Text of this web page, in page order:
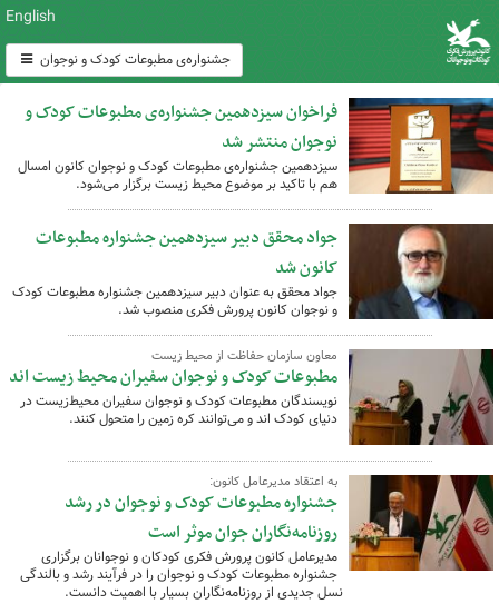
English
جشنواره‌ی مطبوعات کودک و نوجوان
فراخوان سیزدهمین جشنواره‌ی مطبوعات کودک و
نوجوان منتشر شد
سیزدهمین جشنواره‌ی مطبوعات کودک و نوجوان کانون امسال
هم با تاکید بر موضوع محیط زیست برگزار می‌شود.
جواد محقق دبیر سیزدهمین جشنواره مطبوعات
کانون شد
جواد محقق به عنوان دبیر سیزدهمین جشنواره مطبوعات کودک
و نوجوان کانون پرورش فکری منصوب شد.
معاون سازمان حفاظت از محیط زیست
مطبوعات کودک و نوجوان سفیران محیط زیست اند
نویسندگان مطبوعات کودک و نوجوان سفیران محیط‌زیست در
دنیای کودک ‌اند و می‌توانند کره زمین را متحول کنند.
به اعتقاد مدیرعامل کانون:
جشنواره مطبوعات کودک و نوجوان در رشد
روزنامه‌نگاران جوان موثر است
مدیرعامل کانون پرورش فکری کودکان و نوجوانان برگزاری
جشنواره مطبوعات کودک و نوجوان را در فرآیند رشد و بالندگی
نسل جدیدی از روزنامه‌نگاران بسیار با اهمیت دانست.